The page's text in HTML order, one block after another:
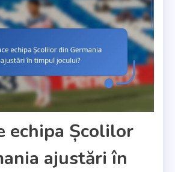
echipa Școlilor
ajustări în